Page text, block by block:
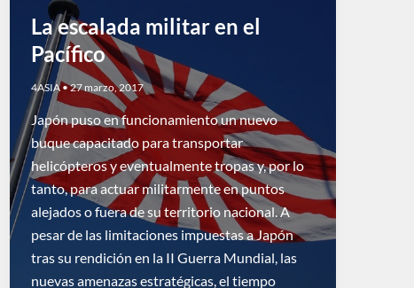
La escalada militar en el
Pacífico
4ASIA•27 marzo, 2017
Japón puso en funcionamiento un nuevo
buque capacitado para transportar
helicópteros y eventualmente tropas y, por lo
tanto, para actuar militarmente en puntos
alejados o fuera de su territorio nacional. A
pesar de las limitaciones impuestas a Japón
tras su rendición en la II Guerra Mundial, las
nuevas amenazas estratégicas, el tiempo